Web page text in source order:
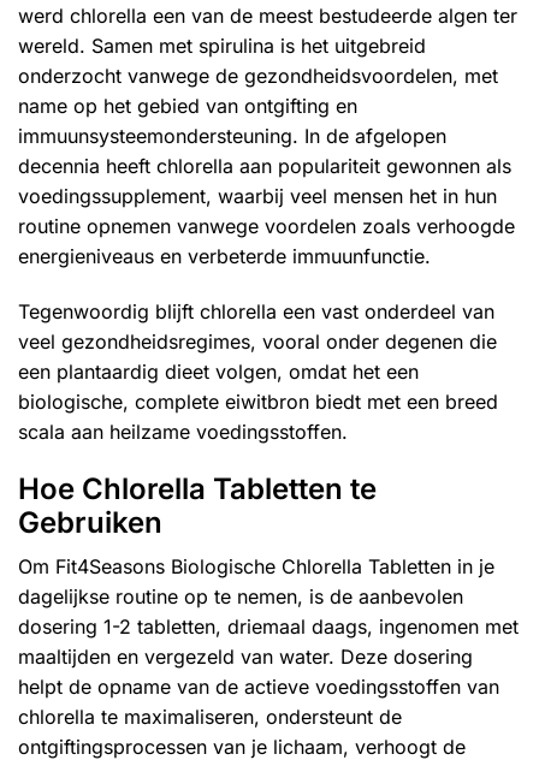
werd chlorella een van de meest bestudeerde algen ter
wereld. Samen met spirulina is het uitgebreid
onderzocht vanwege de gezondheidsvoordelen, met
name op het gebied van ontgifting en
immuunsysteemondersteuning. In de afgelopen
decennia heeft chlorella aan populariteit gewonnen als
voedingssupplement, waarbij veel mensen het in hun
routine opnemen vanwege voordelen zoals verhoogde
energieniveaus en verbeterde immuunfunctie.
Tegenwoordig blijft chlorella een vast onderdeel van
veel gezondheidsregimes, vooral onder degenen die
een plantaardig dieet volgen, omdat het een
biologische, complete eiwitbron biedt met een breed
scala aan heilzame voedingsstoffen.
Hoe Chlorella Tabletten te
Gebruiken
Om Fit4Seasons Biologische Chlorella Tabletten in je
dagelijkse routine op te nemen, is de aanbevolen
dosering 1-2 tabletten, driemaal daags, ingenomen met
maaltijden en vergezeld van water. Deze dosering
helpt de opname van de actieve voedingsstoffen van
chlorella te maximaliseren, ondersteunt de
ontgiftingsprocessen van je lichaam, verhoogt de